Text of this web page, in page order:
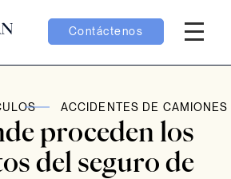
Contáctenos
Menú
ACCIDENTES DE CAMIONES
proceden los
del seguro de